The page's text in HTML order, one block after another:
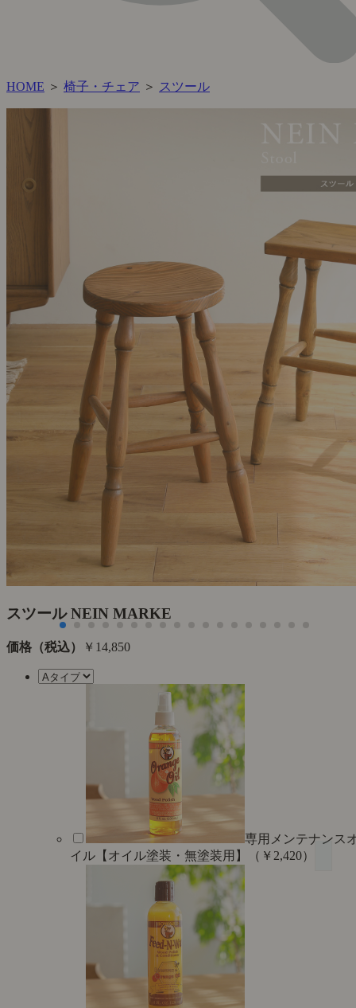
HOME ＞ 椅子・チェア ＞ スツール
スツール NEIN MARKE
価格（税込） ￥14,850
専用メンテナンス
イル【オイル塗装・無塗装用】（￥2,420）